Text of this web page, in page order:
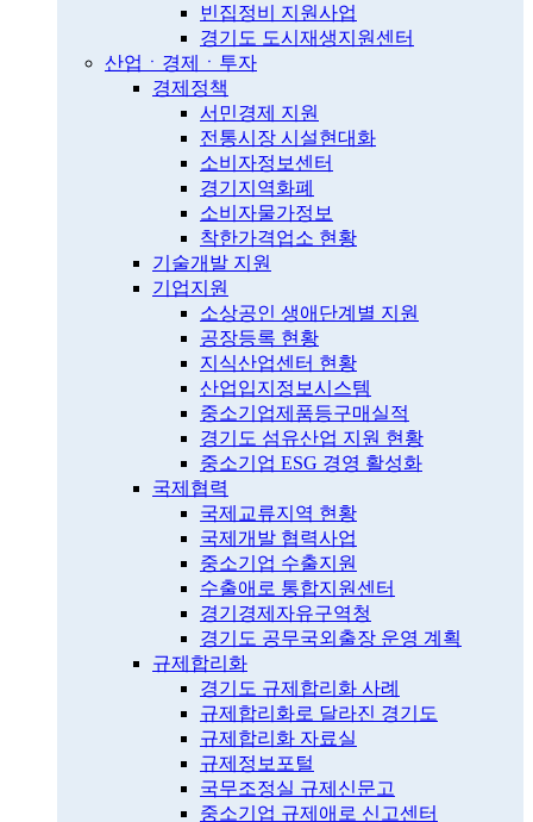
빈집정비 지원사업
경기도 도시재생지원센터
산업ㆍ경제ㆍ투자
경제정책
서민경제 지원
전통시장 시설현대화
소비자정보센터
경기지역화폐
소비자물가정보
착한가격업소 현황
기술개발 지원
기업지원
소상공인 생애단계별 지원
공장등록 현황
지식산업센터 현황
산업입지정보시스템
중소기업제품등구매실적
경기도 섬유산업 지원 현황
중소기업 ESG 경영 활성화
국제협력
국제교류지역 현황
국제개발 협력사업
중소기업 수출지원
수출애로 통합지원센터
경기경제자유구역청
경기도 공무국외출장 운영 계획
규제합리화
경기도 규제합리화 사례
규제합리화로 달라진 경기도
규제합리화 자료실
규제정보포털
국무조정실 규제신문고
중소기업 규제애로 신고센터